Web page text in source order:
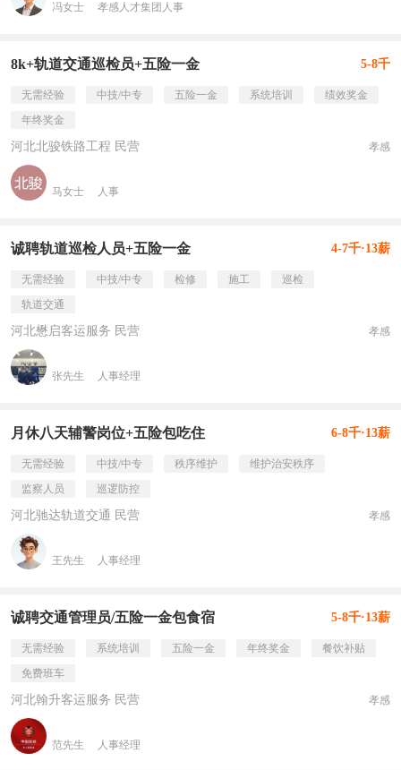
冯女士 孝感人才集团人事
8k+轨道交通巡检员+五险一金 5-8千
无需经验 中技/中专 五险一金 系统培训
绩效奖金
年终奖金
河北北骏铁路工程 民营 孝感
马女士 人事
诚聘轨道巡检人员+五险一金 4-7千·13薪
无需经验 中技/中专 检修 施工
巡检
轨道交通
河北懋启客运服务 民营 孝感
张先生 人事经理
月休八天辅警岗位+五险包吃住 6-8千·13薪
无需经验 中技/中专 秩序维护
维护治安秩序
监察人员
巡逻防控
河北驰达轨道交通 民营 孝感
王先生 人事经理
诚聘交通管理员/五险一金包食宿 5-8千·13薪
无需经验 系统培训 五险一金 年终奖金
餐饮补贴
免费班车
河北翰升客运服务 民营 孝感
范先生 人事经理